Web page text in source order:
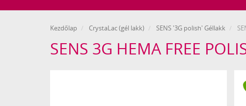
Kezdőlap CrystaLac (gél lakk) SENS '3G polish' Géllakk
Nails
SENS 3G HEMA FREE